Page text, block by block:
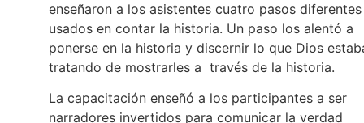
enseñaron a los asistentes cuatro pasos diferentes
usados en contar la historia. Un paso los alentó a
ponerse en la historia y discernir lo que Dios
tratando de mostrarles a través de la historia.
La capacitación enseñó a los participantes a ser
narradores invertidos para comunicar la verdad